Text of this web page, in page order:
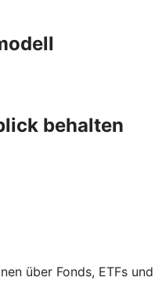
behalten
über Fonds, ETFs und